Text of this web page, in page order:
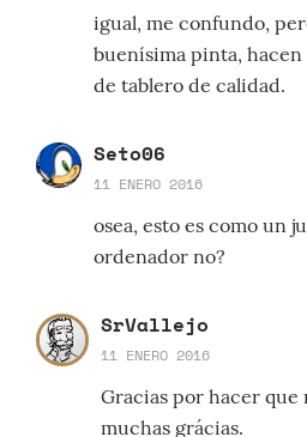
igual, me confundo,
buenísima pinta, hacen
de tablero de calidad.
Seto06
11 ENERO 2016
osea, esto es como un
ordenador no?
SrVallejo
11 ENERO 2016
Gracias por hacer que
muchas grácias.